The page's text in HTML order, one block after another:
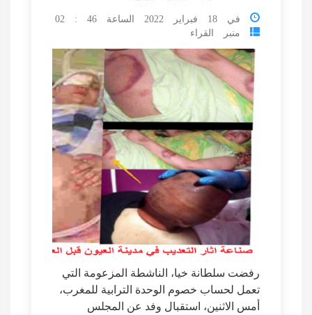
في 18 فبراير 2022 الساعة 46 : 02
منبر القراء
رفضت سلطانة خيا، الناشطة المزعومة التي
تعمل لحساب خصوم الوحدة الترابية للمغرب،
أمس الاثنين، استقبال وفد عن المجلس